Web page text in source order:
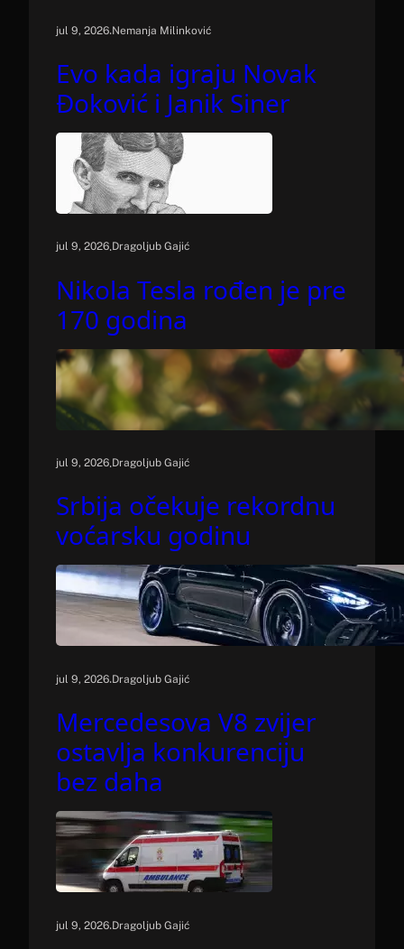
jul 9, 2026.Nemanja Milinković
Evo kada igraju Novak
Đoković i Janik Siner
jul 9, 2026.Dragoljub Gajić
Nikola Tesla rođen je pre
170 godina
jul 9, 2026.Dragoljub Gajić
Srbija očekuje rekordnu
voćarsku godinu
jul 9, 2026.Dragoljub Gajić
Mercedesova V8 zvijer
ostavlja konkurenciju
bez daha
jul 9, 2026.Dragoljub Gajić